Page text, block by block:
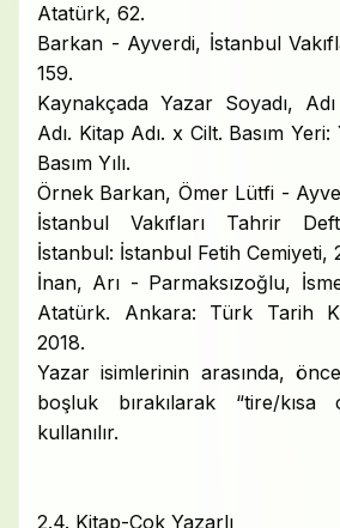
Atatürk, 62.
Barkan - Ayverdi, İstanbul
159.
Kaynakçada Yazar Soyadı,
Adı. Kitap Adı. x Cilt. Basım Yeri:
Basım Yılı.
Örnek Barkan, Ömer Lütfi -
İstanbul Vakıfları Tahrir
İstanbul: İstanbul Fetih Cemiyeti,
İnan, Arı - Parmaksızoğlu,
Atatürk. Ankara: Türk Tarih
2018.
Yazar isimlerinin arasında,
boşluk bırakılarak “tire/
kullanılır.
2.4. Kitap-Çok Yazarlı